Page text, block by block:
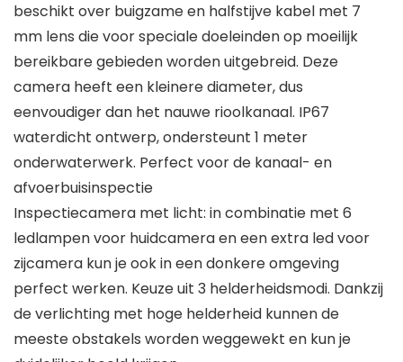
beschikt over buigzame en halfstijve kabel met 7
mm lens die voor speciale doeleinden op moeilijk
bereikbare gebieden worden uitgebreid. Deze
camera heeft een kleinere diameter, dus
eenvoudiger dan het nauwe rioolkanaal. IP67
waterdicht ontwerp, ondersteunt 1 meter
onderwaterwerk. Perfect voor de kanaal- en
afvoerbuisinspectie
Inspectiecamera met licht: in combinatie met 6
ledlampen voor huidcamera en een extra led voor
zijcamera kun je ook in een donkere omgeving
perfect werken. Keuze uit 3 helderheidsmodi. Dankzij
de verlichting met hoge helderheid kunnen de
meeste obstakels worden weggewekt en kun je